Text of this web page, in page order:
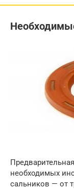
необходимых
сальников — от